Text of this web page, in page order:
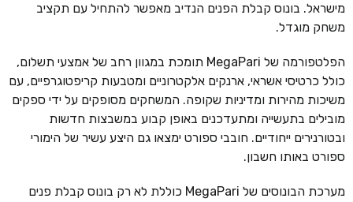
מישראל. בונוס קבלת הפנים הנדיב מאפשר להתחיל עם תקציב
משחק מוגדל.
הפלטפורמה של MegaPari תומכת במגוון רחב של אמצעי תשלום,
כולל כרטיסי אשראי, ארנקים אלקטרוניים ומטבעות קריפטוגרפיים, עם
משיכות מהירות ומדיניות שקופה. המשחקים מסופקים על ידי ספקים
מובילים בתעשייה ומתעדכנים באופן קבוע במשבצות חדשות
ובטורנירים ייחודיים. חובבי ספורט ימצאו גם היצע עשיר של הימורי
ספורט באותו חשבון.
מערכת הבונוסים של MegaPari כוללת לא רק בונוס קבלת פנים